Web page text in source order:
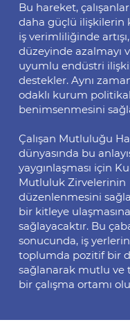
Bu hareket,
daha güçlü ilişkilerin
iş verimliliğinde
düzeyinde azalmayı
uyumlu endüstri
destekler. Aynı
odaklı kurum
benimsenmesini
Çalışan Mutluluğu
dünyasında bu
yaygınlaşması için
Mutluluk Zirvelerinin
düzenlenmesini
bir kitleye
sağlayacaktır. Bu
sonucunda, iş
toplumda pozitif bir
sağlanarak mutlu ve
bir çalışma ortamı